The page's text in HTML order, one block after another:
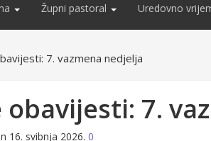
Župni pastoral Uredovno
7. vazmena nedjelja
obavijesti: 7.
16. svibnja 2026. 0